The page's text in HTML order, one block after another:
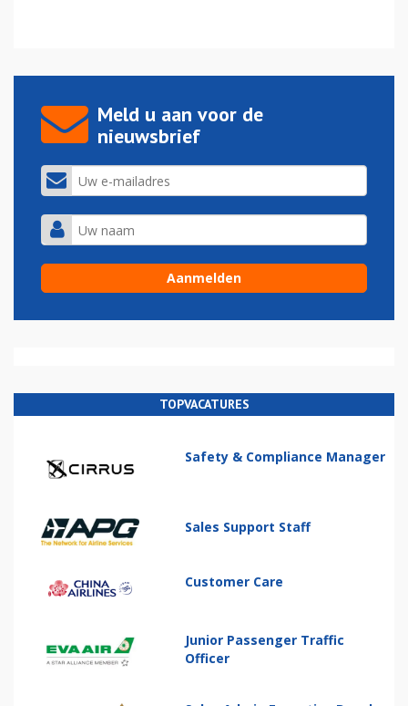
Meld u aan voor de
nieuwsbrief
TOPVACATURES
Safety & Compliance Manager
Sales Support Staff
Customer Care
Junior Passenger Traffic
Officer